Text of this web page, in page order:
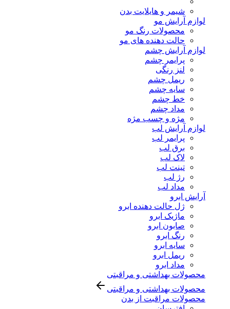
شیمر و هایلایت بدن
لوازم آرایش مو
محصولات رنگ مو
حالت دهنده های مو
لوازم آرایش چشم
پرایمر چشم
لنز رنگی
ریمل چشم
سایه چشم
خط چشم
مداد چشم
مژه و چسب مژه
لوازم آرایش لب
پرایمر لب
برق لب
لاک لب
تینت لب
رژ لب
مداد لب
آرایش ابرو
ژل حالت دهنده ابرو
ماژیک ابرو
صابون ابرو
رنگ ابرو
سایه ابرو
ریمل ابرو
مداد ابرو
محصولات بهداشتی و مراقبتی
محصولات بهداشتی و مراقبتی
محصولات مراقبت از بدن